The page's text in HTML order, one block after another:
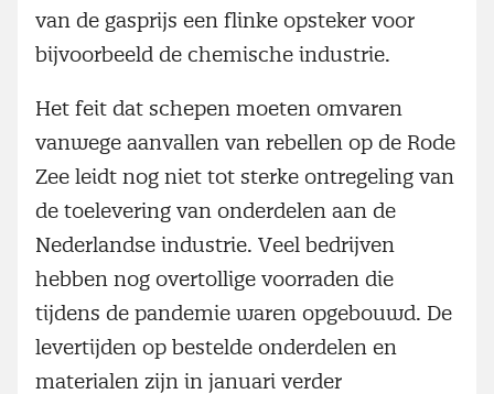
van de gasprijs een flinke opsteker voor
bijvoorbeeld de chemische industrie.
Het feit dat schepen moeten omvaren
vanwege aanvallen van rebellen op de Rode
Zee leidt nog niet tot sterke ontregeling van
de toelevering van onderdelen aan de
Nederlandse industrie. Veel bedrijven
hebben nog overtollige voorraden die
tijdens de pandemie waren opgebouwd. De
levertijden op bestelde onderdelen en
materialen zijn in januari verder